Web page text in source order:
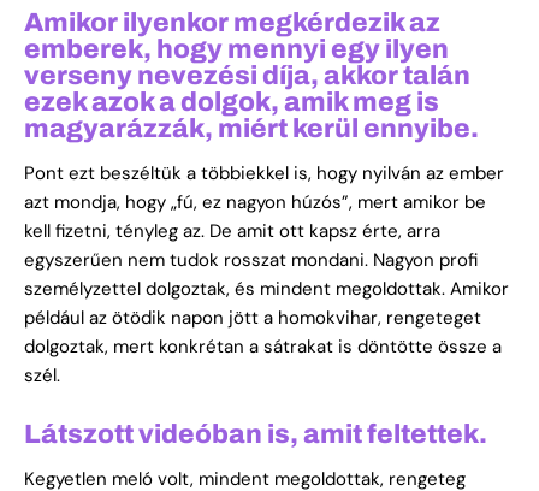
Amikor ilyenkor megkérdezik az
emberek, hogy mennyi egy ilyen
verseny nevezési díja, akkor talán
ezek azok a dolgok, amik meg is
magyarázzák, miért kerül ennyibe.
Pont ezt beszéltük a többiekkel is, hogy nyilván az ember
azt mondja, hogy „fú, ez nagyon húzós”, mert amikor be
kell fizetni, tényleg az. De amit ott kapsz érte, arra
egyszerűen nem tudok rosszat mondani. Nagyon profi
személyzettel dolgoztak, és mindent megoldottak. Amikor
például az ötödik napon jött a homokvihar, rengeteget
dolgoztak, mert konkrétan a sátrakat is döntötte össze a
szél.
Látszott videóban is, amit feltettek.
Kegyetlen meló volt, mindent megoldottak, rengeteg